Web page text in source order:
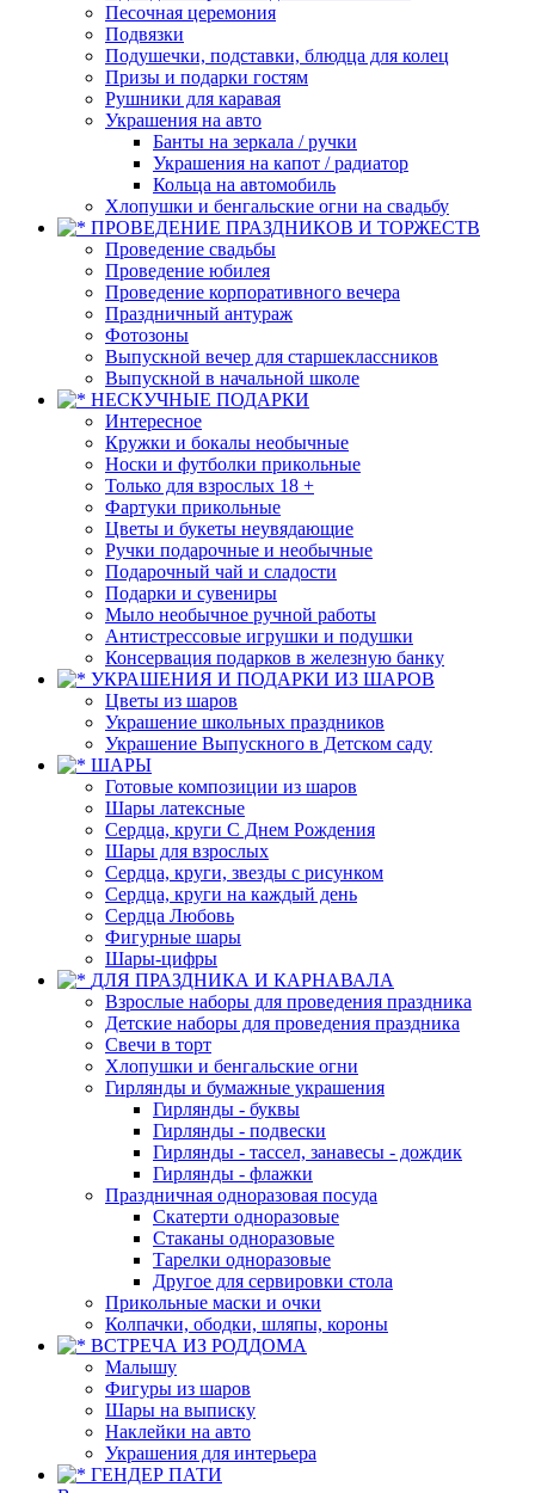
Песочная церемония
Подвязки
Подушечки, подставки, блюдца для колец
Призы и подарки гостям
Рушники для каравая
Украшения на авто
Банты на зеркала / ручки
Украшения на капот / радиатор
Кольца на автомобиль
Хлопушки и бенгальские огни на свадьбу
ПРОВЕДЕНИЕ ПРАЗДНИКОВ И ТОРЖЕСТВ
Проведение свадьбы
Проведение юбилея
Проведение корпоративного вечера
Праздничный антураж
Фотозоны
Выпускной вечер для старшеклассников
Выпускной в начальной школе
НЕСКУЧНЫЕ ПОДАРКИ
Интересное
Кружки и бокалы необычные
Носки и футболки прикольные
Только для взрослых 18 +
Фартуки прикольные
Цветы и букеты неувядающие
Ручки подарочные и необычные
Подарочный чай и сладости
Подарки и сувениры
Мыло необычное ручной работы
Антистрессовые игрушки и подушки
Консервация подарков в железную банку
УКРАШЕНИЯ И ПОДАРКИ ИЗ ШАРОВ
Цветы из шаров
Украшение школьных праздников
Украшение Выпускного в Детском саду
ШАРЫ
Готовые композиции из шаров
Шары латексные
Сердца, круги С Днем Рождения
Шары для взрослых
Сердца, круги, звезды с рисунком
Сердца, круги на каждый день
Сердца Любовь
Фигурные шары
Шары-цифры
ДЛЯ ПРАЗДНИКА И КАРНАВАЛА
Взрослые наборы для проведения праздника
Детские наборы для проведения праздника
Свечи в торт
Хлопушки и бенгальские огни
Гирлянды и бумажные украшения
Гирлянды - буквы
Гирлянды - подвески
Гирлянды - тассел, занавесы - дождик
Гирлянды - флажки
Праздничная одноразовая посуда
Скатерти одноразовые
Стаканы одноразовые
Тарелки одноразовые
Другое для сервировки стола
Прикольные маски и очки
Колпачки, ободки, шляпы, короны
ВСТРЕЧА ИЗ РОДДОМА
Малышу
Фигуры из шаров
Шары на выписку
Наклейки на авто
Украшения для интерьера
ГЕНДЕР ПАТИ